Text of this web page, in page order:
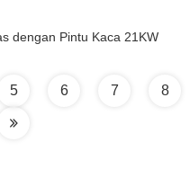
dengan Pintu Kaca 21KW
5 6 7 8